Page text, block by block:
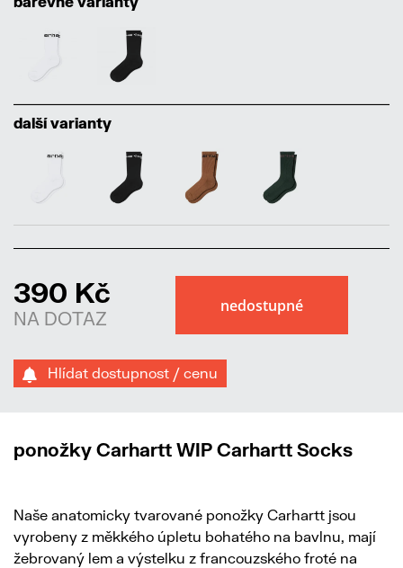
další varianty
390 Kč
NA DOTAZ
Hlídat dostupnost / cenu
ponožky Carhartt WIP Carhartt Socks
Naše anatomicky tvarované ponožky Carhartt jsou
vyrobeny z měkkého úpletu bohatého na bavlnu, mají
žebrovaný lem a výstelku z francouzského froté na